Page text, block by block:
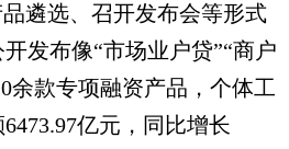
遴选、召开发布会等形式
发布像“市场业户贷”“商户
余款专项融资产品，个体工
亿元，同比增长